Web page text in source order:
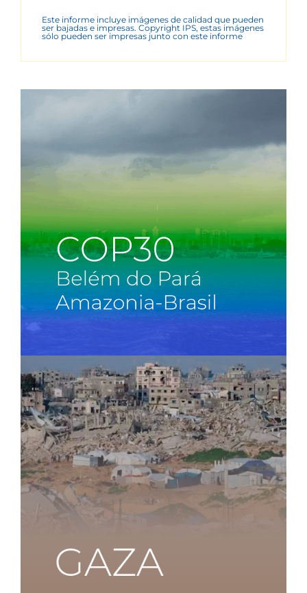
Este informe incluye imágenes de calidad que pueden
ser bajadas e impresas. Copyright IPS, estas imágenes
sólo pueden ser impresas junto con este informe